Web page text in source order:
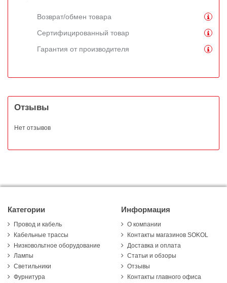
Возврат/обмен товара
Сертифицированный товар
Гарантия от производителя
Отзывы
Нет отзывов
Категории
Провод и кабель
Кабельные трассы
Низковольтное оборудование
Лампы
Светильники
Фурнитура
Информация
О компании
Контакты магазинов SOKOL
Доставка и оплата
Статьи и обзоры
Отзывы
Контакты главного офиса